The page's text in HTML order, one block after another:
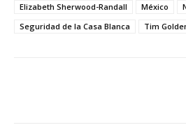
Elizabeth Sherwood-Randall
México
Seguridad de la Casa Blanca
Tim